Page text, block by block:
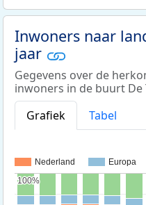
Inwoners naar
jaar
Gegevens over de
inwoners in de buurt
Grafiek
Tabel
Nederland Europa
100%
100%